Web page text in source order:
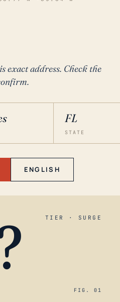
exact address. Check the
FL
STATE
ENGLISH
TIER · SURGE
FIG. 01